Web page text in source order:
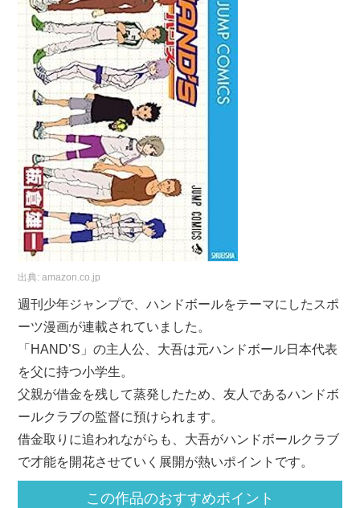
出典:amazon.co.jp
週刊少年ジャンプで、ハンドボールをテーマにしたスポ
ーツ漫画が連載されていました。
「HAND’S」の主人公、大吾は元ハンドボール日本代表
を父に持つ小学生。
父親が借金を残して蒸発したため、友人であるハンドボ
ールクラブの監督に預けられます。
借金取りに追われながらも、大吾がハンドボールクラブ
で才能を開花させていく展開が熱いポイントです。
この作品のおすすめポイント